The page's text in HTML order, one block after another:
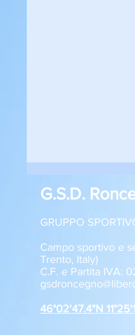
Roncegno - Aquila
Allievi U17
G.S.D.
GRUPPO
Campo sportivo e
Trento, Italy)
C.F. e Partita IVA:
46°02'47.4"N